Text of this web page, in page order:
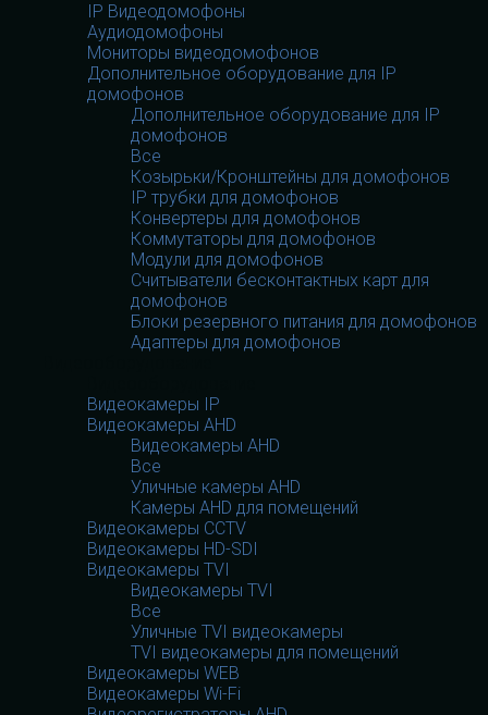
IP Видеодомофоны
Аудиодомофоны
Мониторы видеодомофонов
Дополнительное оборудование для IP
домофонов
Дополнительное оборудование для IP
домофонов
Все
Козырьки/Кронштейны для домофонов
IP трубки для домофонов
Конвертеры для домофонов
Коммутаторы для домофонов
Модули для домофонов
Считыватели бесконтактных карт для
домофонов
Блоки резервного питания для домофонов
Адаптеры для домофонов
Видеокамеры IP
Видеокамеры AHD
Видеокамеры AHD
Все
Уличные камеры AHD
Камеры AHD для помещений
Видеокамеры CCTV
Видеокамеры HD-SDI
Видеокамеры TVI
Видеокамеры TVI
Все
Уличные TVI видеокамеры
TVI видеокамеры для помещений
Видеокамеры WEB
Видеокамеры Wi-Fi